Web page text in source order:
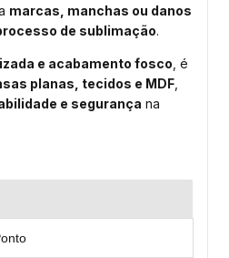
marcas, manchas ou danos
de sublimação.
e acabamento fosco, é
planas, tecidos e MDF,
e segurança na